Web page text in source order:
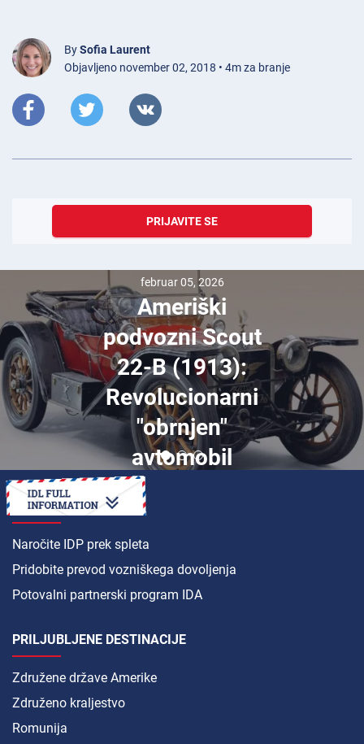
BySofia Laurent
Objavljeno november 02, 2018 • 4m za branje
PRIJAVITE SE
februar 05, 2026
Ameriški
podvozni Scout
22-B (1913):
Revolucionarni
"obrnjen"
avtomobil
KAKO DO
Naročite IDP prek spleta
Pridobite prevod vozniškega dovoljenja
Potovalni partnerski program IDA
PRILJUBLJENE DESTINACIJE
Združene države Amerike
Združeno kraljestvo
Romunija